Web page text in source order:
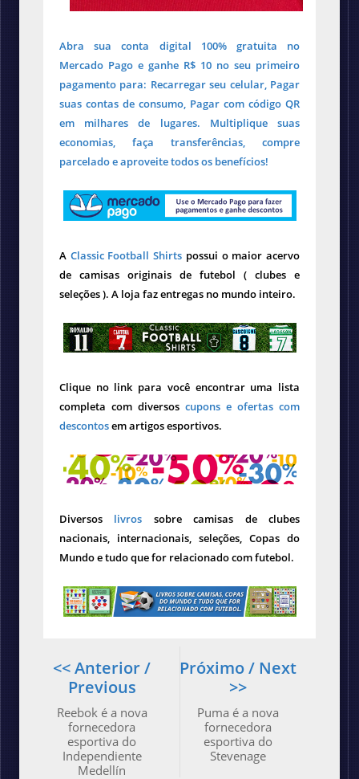
Abra sua conta digital 100% gratuita no
Mercado Pago e ganhe R$ 10 no seu primeiro
pagamento para: Recarregar seu celular, Pagar
suas contas de consumo, Pagar com código QR
em milhares de lugares. Multiplique suas
economias, faça transferências, compre
parcelado e aproveite todos os benefícios!
A Classic Football Shirts possui o maior acervo
de camisas originais de futebol ( clubes e
seleções ). A loja faz entregas no mundo inteiro.
Clique no link para você encontrar uma lista
completa com diversos cupons e ofertas com
descontosem artigos esportivos.
Diversos livros sobre camisas de clubes
nacionais, internacionais, seleções, Copas do
Mundo e tudo que for relacionado com futebol.
Próximo / Next
>>
Puma é a nova
fornecedora
esportiva do
Stevenage
<< Anterior /
Previous
Reebok é a nova
fornecedora
esportiva do
Independiente
Medellín